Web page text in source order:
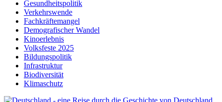
Gesundheitspolitik
Verkehrswende
Fachkräftemangel
Demografischer Wandel
Kinoerlebnis
Volksfeste 2025
Bildungspolitik
Infrastruktur
Biodiversität
Klimaschutz